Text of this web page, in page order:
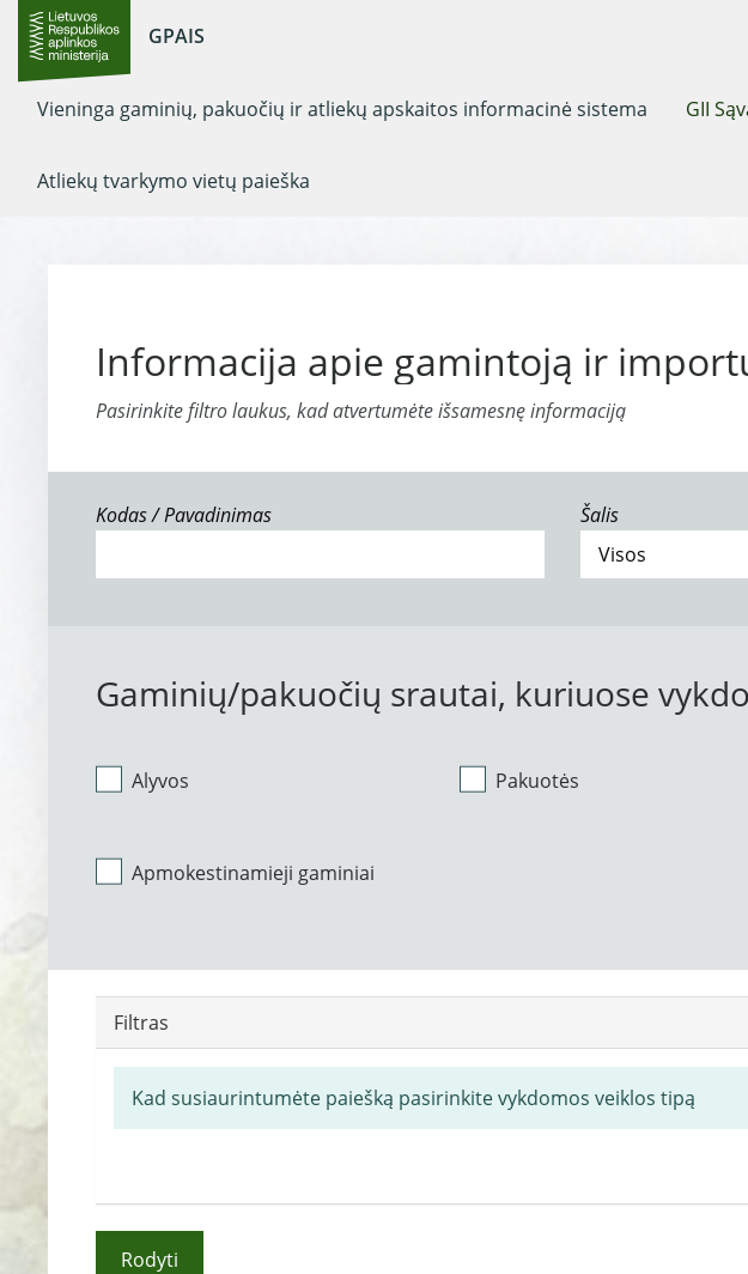
GPAIS
Vieninga gaminių, pakuočių ir atliekų apskaitos informacinė sistema GII
Atliekų tvarkymo vietų paieška
Informacija apie gamintoją ir
Pasirinkite filtro laukus, kad atvertumėte išsamesnę informaciją
Kodas / Pavadinimas Šalis
Gaminių/pakuočių srautai, kuriuose
Alyvos Pakuotės
Apmokestinamieji gaminiai
Filtras
Kad susiaurintumėte paiešką pasirinkite vykdomos veiklos tipą
Rodyti